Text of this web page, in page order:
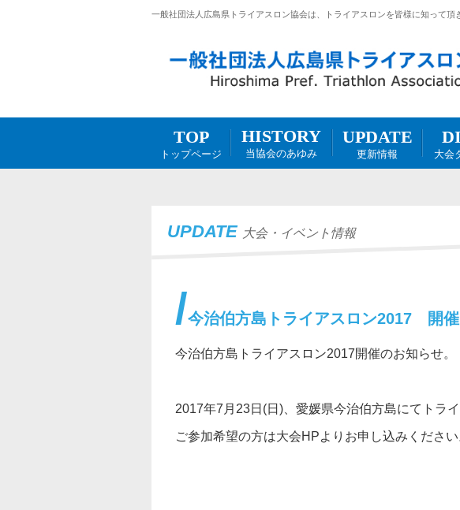
一般社団法人広島県トライアスロン協会は、トライアスロンを皆様に知って頂
TOP
トップページ
HISTORY
当協会のあゆみ
UPDATE
更新情報 大会
UPDATE 大会・イベント情報
今治伯方島トライアスロン2017 開催
今治伯方島トライアスロン2017開催のお知らせ。
2017年7月23日(日)、愛媛県今治伯方島にてトラ
ご参加希望の方は大会HPよりお申し込みください